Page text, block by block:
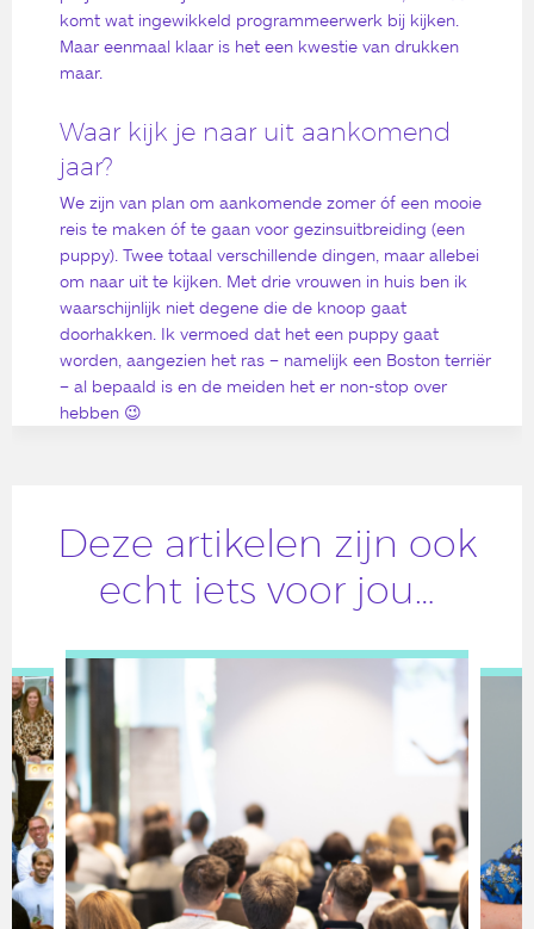
komt wat ingewikkeld programmeerwerk bij kijken.
Maar eenmaal klaar is het een kwestie van drukken
maar.
Waar kijk je naar uit aankomend
jaar?
We zijn van plan om aankomende zomer óf een mooie
reis te maken óf te gaan voor gezinsuitbreiding (een
puppy). Twee totaal verschillende dingen, maar allebei
om naar uit te kijken. Met drie vrouwen in huis ben ik
waarschijnlijk niet degene die de knoop gaat
doorhakken. Ik vermoed dat het een puppy gaat
worden, aangezien het ras – namelijk een Boston terriër
– al bepaald is en de meiden het er non-stop over
hebben 😉
Deze artikelen zijn ook
echt iets voor jou…